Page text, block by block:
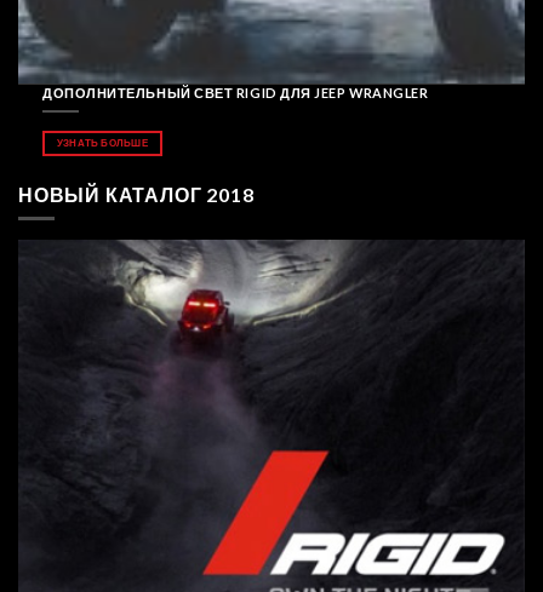
ДОПОЛНИТЕЛЬНЫЙ СВЕТ RIGID ДЛЯ JEEP WRANGLER
УЗНАТЬ БОЛЬШЕ
НОВЫЙ КАТАЛОГ 2018